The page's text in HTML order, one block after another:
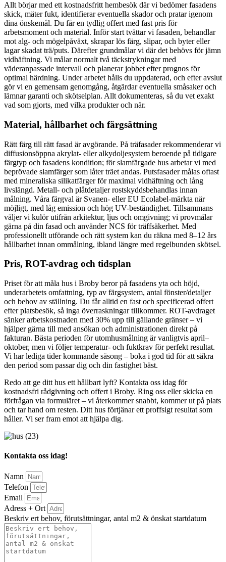
Allt börjar med ett kostnadsfritt hembesök där vi bedömer fasadens
skick, mäter fukt, identifierar eventuella skador och pratar igenom
dina önskemål. Du får en tydlig offert med fast pris för
arbetsmoment och material. Inför start tvättar vi fasaden, behandlar
mot alg- och mögelpåväxt, skrapar lös färg, slipar, och byter eller
lagar skadat trä/puts. Därefter grundmålar vi där det behövs för jämn
vidhäftning. Vi målar normalt två täckstrykningar med
väderanpassade intervall och planerar jobbet efter prognos för
optimal härdning. Under arbetet hålls du uppdaterad, och efter avslut
gör vi en gemensam genomgång, åtgärdar eventuella småsaker och
lämnar garanti och skötselplan. Allt dokumenteras, så du vet exakt
vad som gjorts, med vilka produkter och när.
Material, hållbarhet och färgsättning
Rätt färg till rätt fasad är avgörande. På träfasader rekommenderar vi
diffusionsöppna akrylat- eller alkydoljesystem beroende på tidigare
färgtyp och fasadens kondition; för slamfärgade hus arbetar vi med
beprövade slamfärger som låter träet andas. Putsfasader målas oftast
med mineraliska silikatfärger för maximal vidhäftning och lång
livslängd. Metall- och plåtdetaljer rostskyddsbehandlas innan
målning. Våra färgval är Svanen- eller EU Ecolabel-märkta när
möjligt, med låg emission och hög UV-beständighet. Tillsammans
väljer vi kulör utifrån arkitektur, ljus och omgivning; vi provmålar
gärna på din fasad och använder NCS för träffsäkerhet. Med
professionellt utförande och rätt system kan du räkna med 8–12 års
hållbarhet innan ommålning, ibland längre med regelbunden skötsel.
Pris, ROT-avdrag och tidsplan
Priset för att måla hus i Broby beror på fasadens yta och höjd,
underarbetets omfattning, typ av färgsystem, antal fönster/detaljer
och behov av ställning. Du får alltid en fast och specificerad offert
efter platsbesök, så inga överraskningar tillkommer. ROT-avdraget
sänker arbetskostnaden med 30% upp till gällande gränser – vi
hjälper gärna till med ansökan och administrationen direkt på
fakturan. Bästa perioden för utomhusmålning är vanligtvis april–
oktober, men vi följer temperatur- och fuktkrav för perfekt resultat.
Vi har lediga tider kommande säsong – boka i god tid för att säkra
den period som passar dig och din fastighet bäst.
Redo att ge ditt hus ett hållbart lyft? Kontakta oss idag för
kostnadsfri rådgivning och offert i Broby. Ring oss eller skicka en
förfrågan via formuläret – vi återkommer snabbt, kommer ut på plats
och tar hand om resten. Ditt hus förtjänar ett proffsigt resultat som
håller. Vi ser fram emot att hjälpa dig.
Kontakta oss idag!
Namn
Telefon
Email
Adress + Ort
Beskriv ert behov, förutsättningar, antal m2 & önskat startdatum